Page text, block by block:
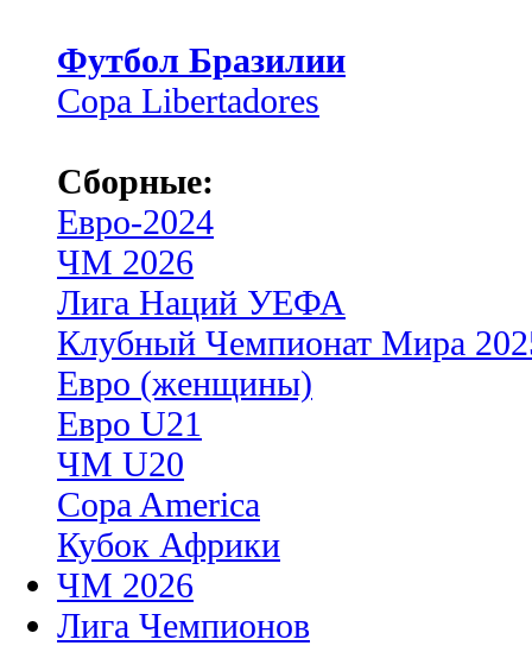
Футбол Бразилии
Copa Libertadores
Сборные:
Евро-2024
ЧМ 2026
Лига Наций УЕФА
Клубный Чемпионат Мира
Евро (женщины)
Евро U21
ЧМ U20
Copa America
Кубок Африки
ЧМ 2026
Лига Чемпионов